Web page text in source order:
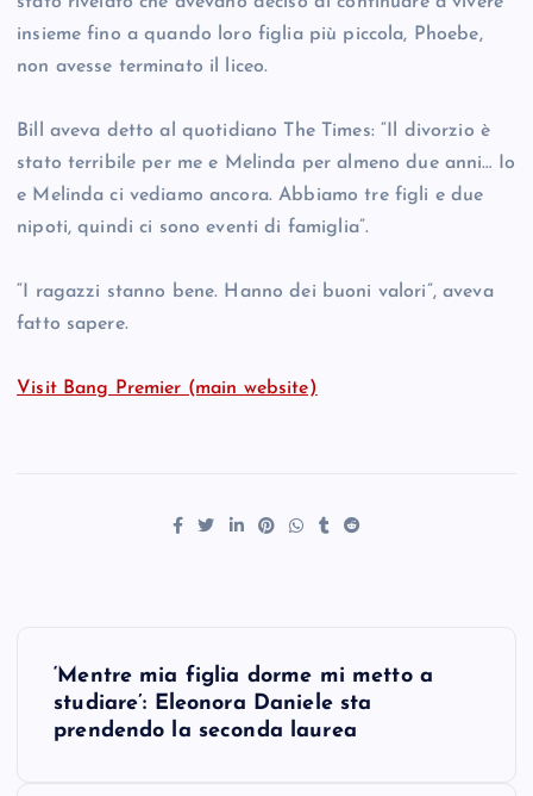
insieme fino a quando loro figlia più piccola, Phoebe,
non avesse terminato il liceo.
Bill aveva detto al quotidiano The Times: “Il divorzio è
stato terribile per me e Melinda per almeno due anni… Io
e Melinda ci vediamo ancora. Abbiamo tre figli e due
nipoti, quindi ci sono eventi di famiglia”.
“I ragazzi stanno bene. Hanno dei buoni valori”, aveva
fatto sapere.
Visit Bang Premier (main website)
‘Mentre mia figlia dorme mi metto a
studiare’: Eleonora Daniele sta
prendendo la seconda laurea